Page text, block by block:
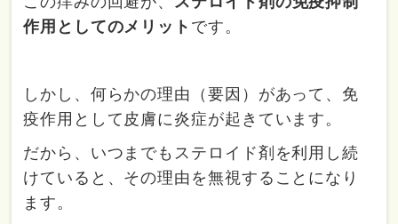
作用としてのメリット です。
しかし、何らかの理由（要因）があって、免
疫作用として皮膚に炎症が起きています。
だから、いつまでもステロイド剤を利用し続
けていると、その理由を無視することになり
ます。